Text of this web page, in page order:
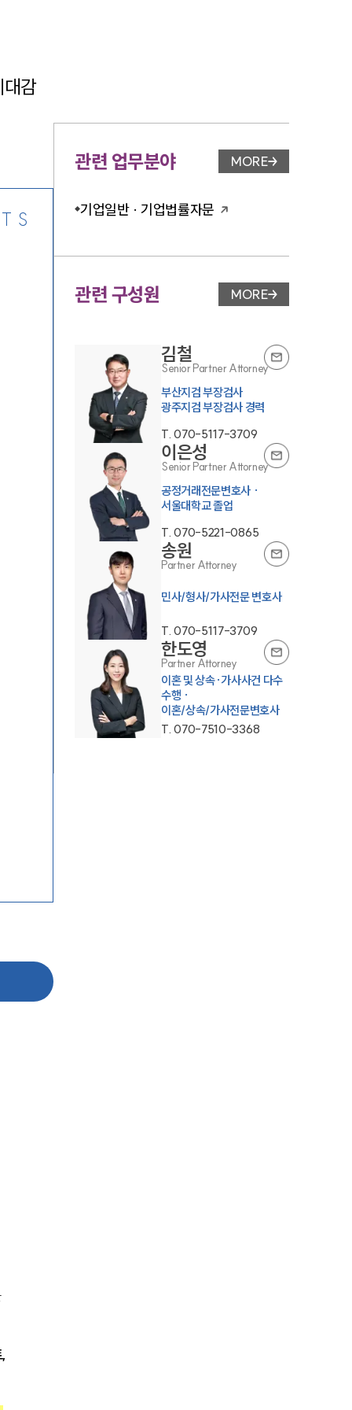
대감
관련 업무분야 업무분야 페이지 이
MORE
기업일반 · 기업법률자문
관련 구성원 변호사 페이지 이동
MORE
김철
Senior Partner Attorney
부산지검 부장검사
광주지검 부장검사 경력
T.070-5117-3709
이은성
Senior Partner Attorney
공정거래전문변호사 ·
서울대학교 졸업
T.070-5221-0865
송원
Partner Attorney
민사/형사/가사전문 변호사
T.070-5117-3709
한도영
Partner Attorney
이혼 및 상속·가사사건 다수
수행 ·
이혼/상속/가사전문변호사
T.070-7510-3368